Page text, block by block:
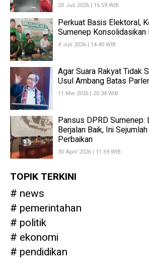
20 Juli 2026 | 16:59 WIB
Perkuat Basis Elektoral,
Sumenep Konsolidasikan
4 Juli 2026 | 14:40 WIB
Agar Suara Rakyat Tidak
Usul Ambang Batas
11 Mei 2026 | 20:34 WIB
Pansus DPRD
Berjalan Baik, Ini
Perbaikan
30 April 2026 | 11:59 WIB
TOPIK TERKINI
news
pemerintahan
politik
ekonomi
pendidikan